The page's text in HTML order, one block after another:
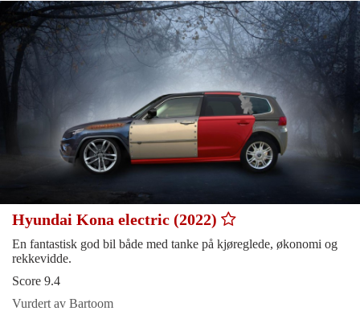
Hyundai Kona electric (2022)
En fantastisk god bil både med tanke på kjøreglede, økonomi og
rekkevidde.
Score 9.4
Vurdert av Bartoom